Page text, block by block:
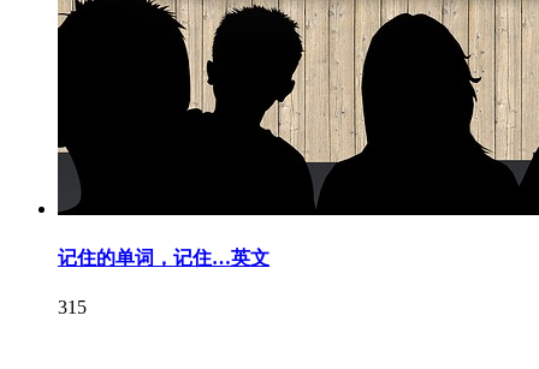
记住的单词，记住…英文
315